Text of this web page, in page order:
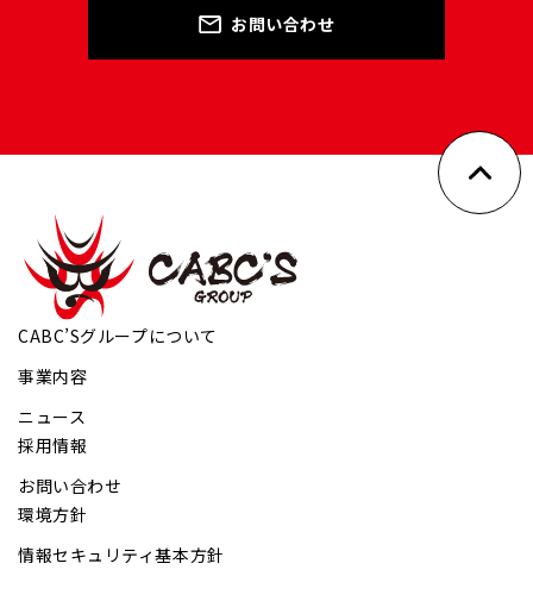
お問い合わせ
CABC’Sグループについて
事業内容
ニュース
採用情報
お問い合わせ
環境方針
情報セキュリティ基本方針